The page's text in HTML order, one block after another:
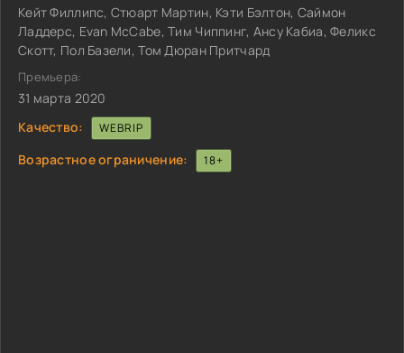
Кейт Филлипс, Стюарт Мартин, Кэти Бэлтон, Саймон
Ладдерс, Evan McCabe, Тим Чиппинг, Ансу Кабиа, Феликс
Скотт, Пол Базели, Том Дюран Притчард
Премьера:
31 марта 2020
Качество:
WEBRIP
Возрастное ограничение: 18+